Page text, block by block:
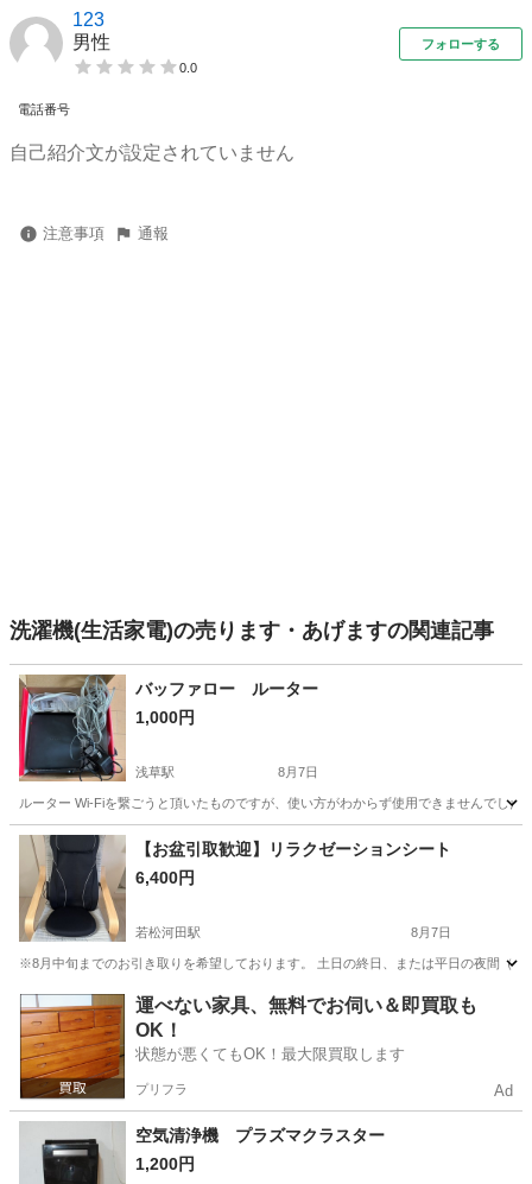
123
男性
0.0
フォローする
電話番号
自己紹介文が設定されていません
注意事項 通報
洗濯機(生活家電)の売ります・あげますの関連記事
バッファロー ルーター
1,000円
浅草駅 8月7日
ルーター Wi-Fiを繋ごうと頂いたものですが、使い方がわからず使用できませんでし
東京 台東区 浅草駅 その他
【お盆引取歓迎】リラクゼーションシート
6,400円
若松河田駅 8月7日
※8月中旬までのお引き取りを希望しております。 土日の終日、または平日の夜間（
東京 新宿区 若松河田駅 美容家電
運べない家具、無料でお伺い＆即買取も
OK！
状態が悪くてもOK！最大限買取します
プリフラ Ad
空気清浄機 プラズマクラスター
1,200円